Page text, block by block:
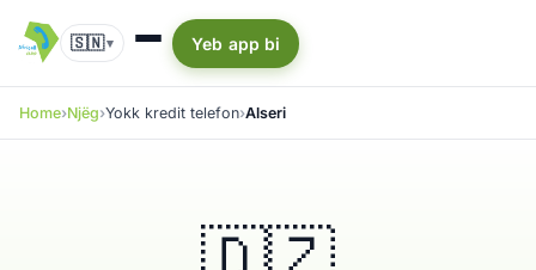
🇸🇳▾ Yeb app bi
Home Njëg Yokk kredit telefon Alseri